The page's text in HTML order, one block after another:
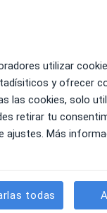
calendario
calendario online
utilizar
y ofrecer
las cookies, solo
retirar tu
ajustes. Más
todas